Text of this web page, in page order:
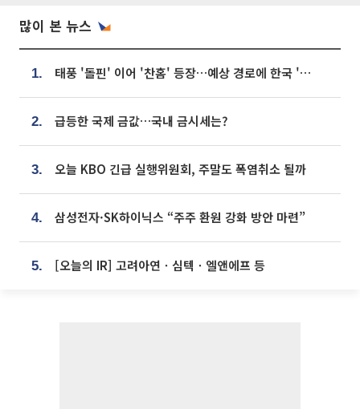
많이 본 뉴스
1. 태풍 '돌핀' 이어 '찬홈' 등장…예상 경로에 한국 '한숨'
2. 급등한 국제 금값…국내 금시세는?
3. 오늘 KBO 긴급 실행위원회, 주말도 폭염취소 될까
4. 삼성전자·SK하이닉스 “주주 환원 강화 방안 마련”
5. [오늘의 IR] 고려아연ㆍ심텍ㆍ엘앤에프 등